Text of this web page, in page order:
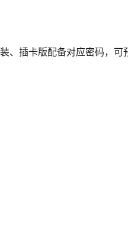
、插卡版配备对应密码，可